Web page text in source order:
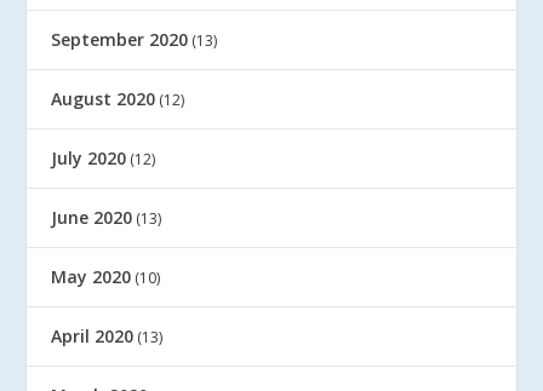
September 2020 (13)
August 2020 (12)
July 2020 (12)
June 2020 (13)
May 2020 (10)
April 2020 (13)